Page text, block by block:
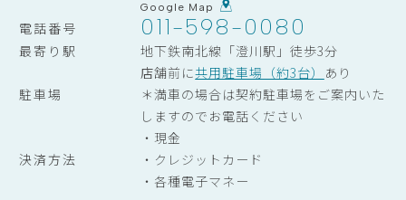
Google Map
電話番号 011-598-0080
最寄り駅 地下鉄南北線「澄川駅」徒歩3分
駐車場
店舗前に共用駐車場（約3台）
あり
＊満車の場合は契約駐車場をご案内いた
しますのでお電話ください
決済方法
・現金
・クレジットカード
・各種電子マネー